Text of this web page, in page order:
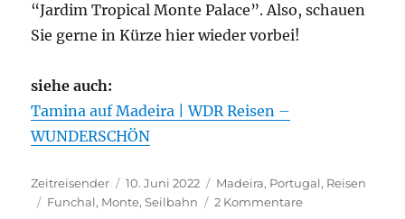
“Jardim Tropical Monte Palace”. Also, schauen
Sie gerne in Kürze hier wieder vorbei!
siehe auch:
Tamina auf Madeira | WDR Reisen –
WUNDERSCHÖN
Autor
Zeitreisender
Veröffentlicht
am
10. Juni 2022 Kategorien
Madeira, Portugal, Reisen
Schlagwörter
Funchal, Monte,Seilbahn 2 Kommentarezu